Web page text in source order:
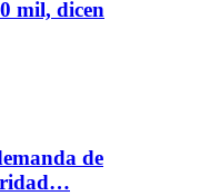
mil, dicen
de